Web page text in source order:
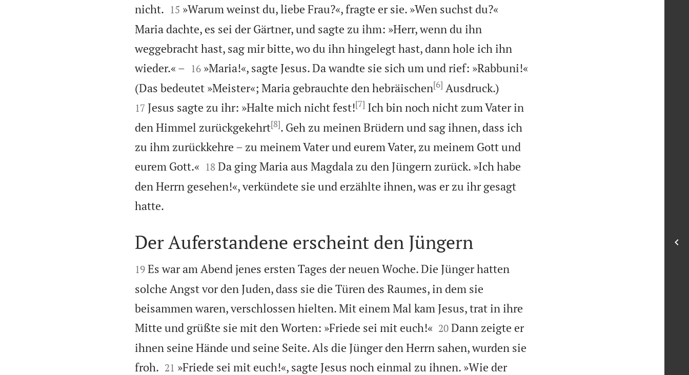
nicht.
15 »Warum weinst du, liebe Frau?«, fragte er sie. »Wen suchst du?«
Maria dachte, es sei der Gärtner, und sagte zu ihm: »Herr, wenn du ihn
weggebracht hast, sag mir bitte, wo du ihn hingelegt hast, dann hole ich ihn
wieder.« –
16 »Maria!«, sagte Jesus. Da wandte sie sich um und rief: »Rabbuni!«
(Das bedeutet »Meister«; Maria gebrauchte den hebräischen[6] Ausdruck.)
17 Jesus sagte zu ihr: »Halte mich nicht fest![7] Ich bin noch nicht zum Vater in
den Himmel zurückgekehrt[8]. Geh zu meinen Brüdern und sag ihnen, dass ich
zu ihm zurückkehre – zu meinem Vater und eurem Vater, zu meinem Gott und
eurem Gott.«
18 Da ging Maria aus Magdala zu den Jüngern zurück. »Ich habe
den Herrn gesehen!«, verkündete sie und erzählte ihnen, was er zu ihr gesagt
hatte.

Der Auferstandene erscheint den Jüngern

19 Es war am Abend jenes ersten Tages der neuen Woche. Die Jünger hatten
solche Angst vor den Juden, dass sie die Türen des Raumes, in dem sie
beisammen waren, verschlossen hielten. Mit einem Mal kam Jesus, trat in ihre
Mitte und grüßte sie mit den Worten: »Friede sei mit euch!«
20 Dann zeigte er
ihnen seine Hände und seine Seite. Als die Jünger den Herrn sahen, wurden sie
froh.
21 »Friede sei mit euch!«, sagte Jesus noch einmal zu ihnen. »Wie der